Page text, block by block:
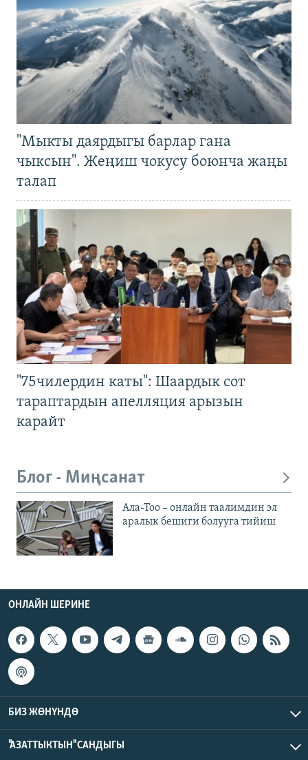
"Мыкты даярдыгы барлар гана
чыксын". Жеңиш чокусу боюнча жаңы
талап
"75чилердин каты": Шаардык сот
тараптардын апелляция арызын
карайт
Блог - Миңсанат
Ала-Тоо – онлайн таалимдин эл
аралык бешиги болууга тийиш
ОНЛАЙН ШЕРИНЕ
БИЗ ЖӨНҮНДӨ
"АЗАТТЫКТЫН" САНДЫГЫ